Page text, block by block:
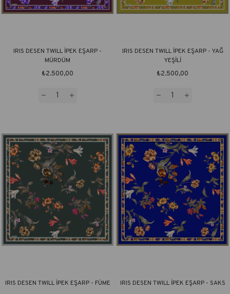
IRIS DESEN TWILL İPEK EŞARP -
MÜRDÜM
₺2.500,00
IRIS DESEN TWILL İPEK EŞARP - YAĞ
YEŞİLİ
₺2.500,00
IRIS DESEN TWILL İPEK EŞARP - FÜME IRIS DESEN TWILL İPEK EŞARP - SAKS